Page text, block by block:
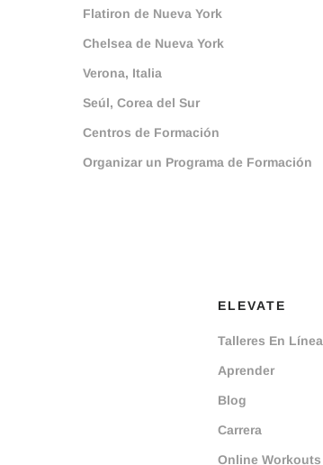
Flatiron de Nueva York
Chelsea de Nueva York
Verona, Italia
Seúl, Corea del Sur
Centros de Formación
Organizar un Programa de Formación
ELEVATE
Talleres En Línea
Aprender
Blog
Carrera
Online Workouts